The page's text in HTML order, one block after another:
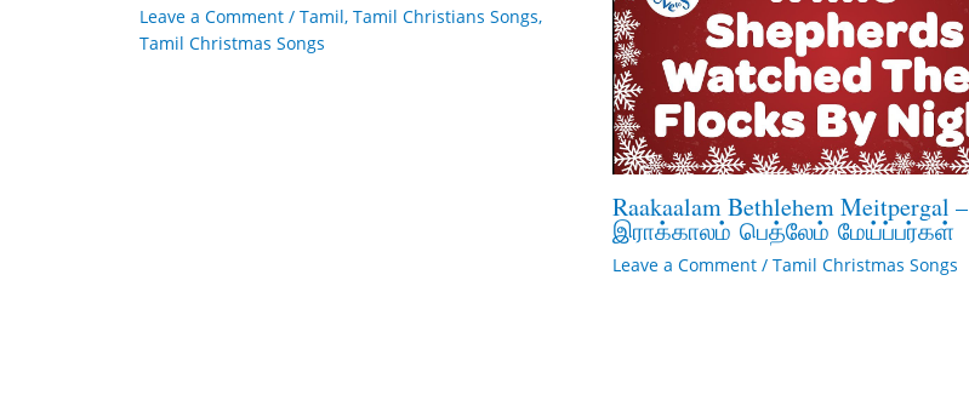
Leave a Comment / Tamil, Tamil Christians Songs,
Tamil Christmas Songs
Raakaalam Bethlehem Meitpergal –
இராக்காலம் பெத்லேம் மேய்ப்பர்கள்
Leave a Comment / Tamil Christmas Songs